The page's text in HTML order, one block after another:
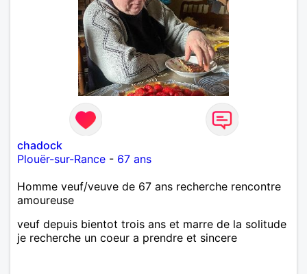
chadock
Plouër-sur-Rance - 67 ans
Homme veuf/veuve de 67 ans recherche rencontre
amoureuse
veuf depuis bientot trois ans et marre de la solitude
je recherche un coeur a prendre et sincere